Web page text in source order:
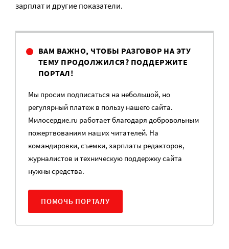
зарплат и другие показатели.
ВАМ ВАЖНО, ЧТОБЫ РАЗГОВОР НА ЭТУ
ТЕМУ ПРОДОЛЖИЛСЯ? ПОДДЕРЖИТЕ
ПОРТАЛ!
Мы просим подписаться на небольшой, но
регулярный платеж в пользу нашего сайта.
Милосердие.ru работает благодаря добровольным
пожертвованиям наших читателей. На
командировки, съемки, зарплаты редакторов,
журналистов и техническую поддержку сайта
нужны средства.
ПОМОЧЬ ПОРТАЛУ